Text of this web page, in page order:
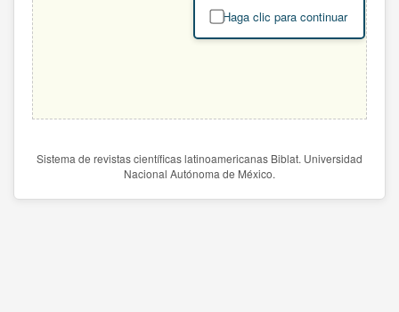
Haga clic para continuar
Sistema de revistas científicas latinoamericanas Biblat. Universidad
Nacional Autónoma de México.